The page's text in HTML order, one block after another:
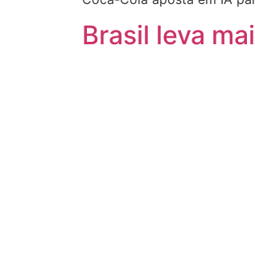
Brasil leva